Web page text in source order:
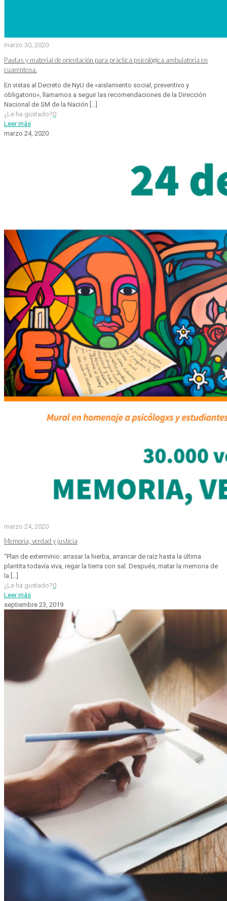
marzo 30, 2020
Pautas y material de orientación para práctica psicológica ambulatoria en
cuarentena.
En vistas al Decreto de NyU de «aislamiento social, preventivo y
obligatorio», llamamos a seguir las recomendaciones de la Dirección
Nacional de SM de la Nación […]
¿Le ha gustado?0
Leer más
marzo 24, 2020
marzo 24, 2020
Memoria, verdad y justicia
“Plan de exterminio: arrasar la hierba, arrancar de raíz hasta la última
plantita todavía viva, regar la tierra con sal. Después, matar la memoria de
la […]
¿Le ha gustado?0
Leer más
septiembre 23, 2019